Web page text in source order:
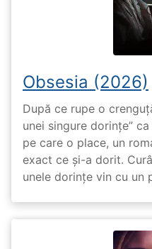
Obsesia (2026)
După ce rupe o
unei singure dorințe”
pe care o place, un
exact ce și-a dorit.
unele dorințe vin cu un